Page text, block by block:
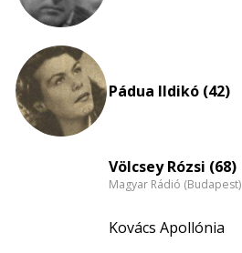
Pádua Ildikó (42)
Völcsey Rózsi (68)
Magyar Rádió (Budapest)
Kovács Apollónia